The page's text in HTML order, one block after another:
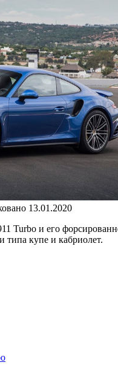
13.01.2020
Turbo и его
типа купе и кабриолет.